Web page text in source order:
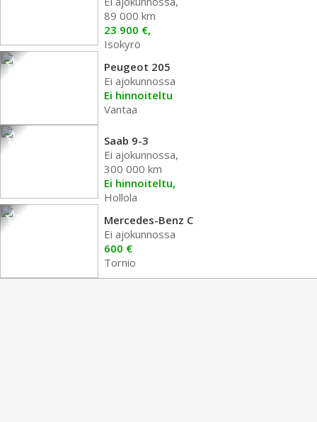
89 000 km
23 900 €,
Isokyrö
Peugeot 205
Ei ajokunnossa
Ei hinnoiteltu
Vantaa
Saab 9-3
Ei ajokunnossa,
300 000 km
Ei hinnoiteltu,
Hollola
Mercedes-Benz C
Ei ajokunnossa
600 €
Tornio